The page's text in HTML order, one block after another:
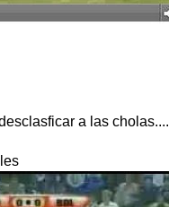
a las cholas....